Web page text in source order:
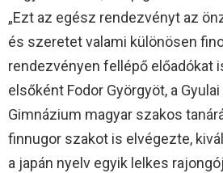
„Ezt az egész rendezvényt az
és szeretet valami különösen
rendezvényen fellépő előadókat
elsőként Fodor Györgyöt, a
Gimnázium magyar szakos
finnugor szakot is elvégezte,
a japán nyelv egyik lelkes